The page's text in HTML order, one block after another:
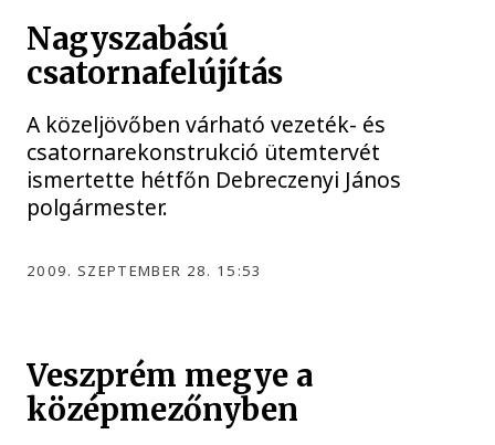
Nagyszabású
csatornafelújítás
A közeljövőben várható vezeték- és
csatornarekonstrukció ütemtervét
ismertette hétfőn Debreczenyi János
polgármester.
2009. SZEPTEMBER 28. 15:53
Veszprém megye a
középmezőnyben